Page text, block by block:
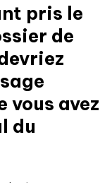
pris le
de
vous avez
du